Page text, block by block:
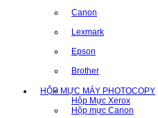
Canon
Lexmark
Epson
Brother
HỘP MỰC MÁY PHOTOCOPY
Hộp Mực Xerox
Hộp mực Canon